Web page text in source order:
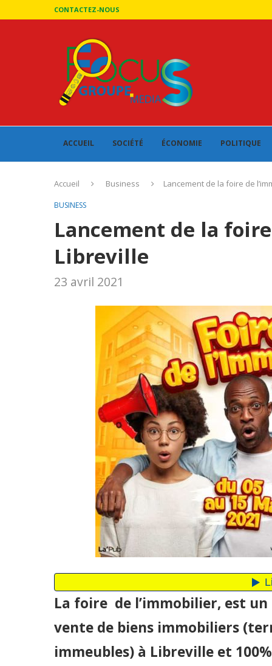
CONTACTEZ-NOUS
ACCUEIL SOCIÉTÉ ÉCONOMIE POLITIQUE
Accueil Business Lancement de la foire de
BUSINESS
Lancement de la
Libreville
23 avril 2021
La foire de l’immobilier, est
vente de biens immobiliers
immeubles) à Libreville et